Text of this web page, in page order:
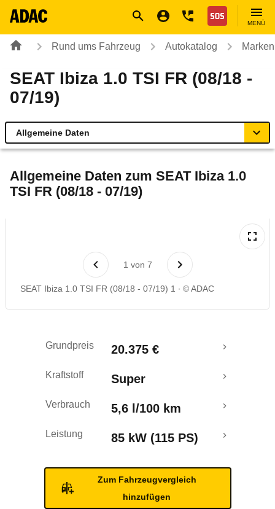
Nothilfe
MENÜ
Rund ums Fahrzeug Autokatalog
SEAT Ibiza 1.0 TSI FR (08/18 -
07/19)
Allgemeine Daten
Technische Daten
Laufende Kosten
Allgemeine Daten zum SEAT Ibiza 1.0
TSI FR (08/18 - 07/19)
1 von 7
SEAT Ibiza 1.0 TSI FR (08/18 - 07/19) 1 © ADAC
Grundpreis 20.375 €
Kraftstoff Super
Verbrauch 5,6 l/100 km
Leistung 85 kW (115 PS)
Zum Fahrzeugvergleich
hinzufügen